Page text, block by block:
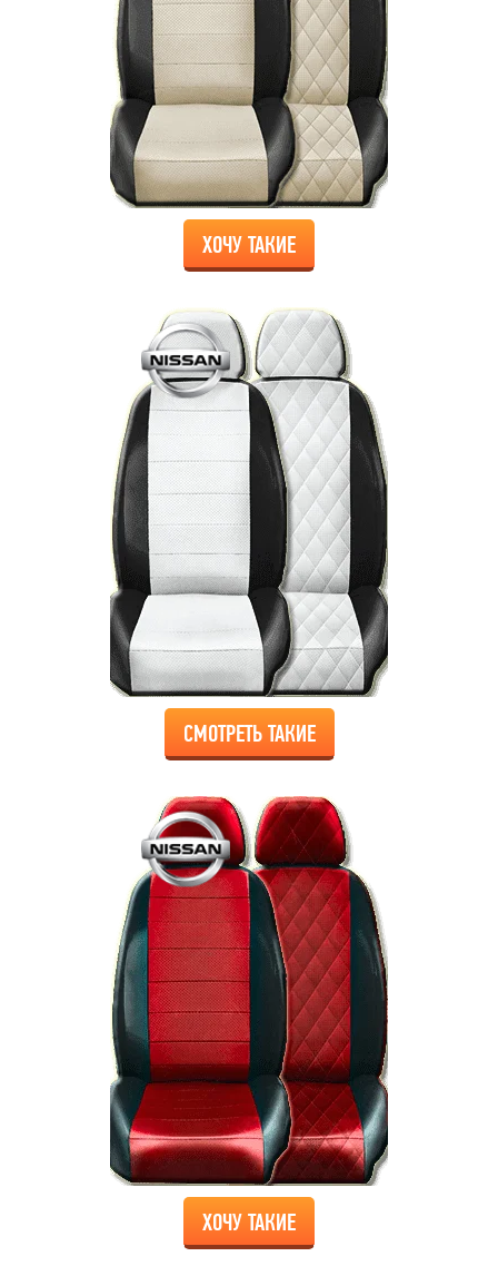
ХОЧУ ТАКИЕ
СМОТРЕТЬ ТАКИЕ
ХОЧУ ТАКИЕ